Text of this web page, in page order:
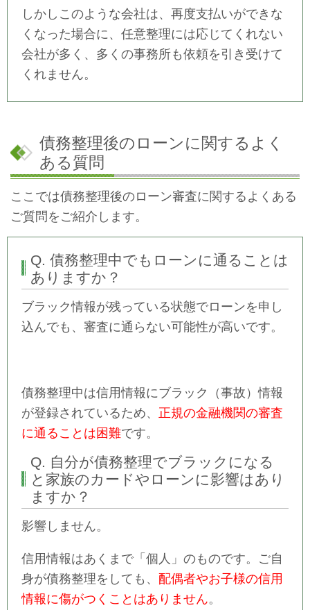
しかしこのような会社は、再度支払いができな
くなった場合に、 任意整理には応じてくれない
会社が多く、多くの事務所も依頼を引き受けて
くれません。
債務整理後のローンに関するよく
ある質問
ここでは債務整理後のローン審査に関するよくある
ご質問をご紹介します。
Q. 債務整理中でもローンに通ることは
ありますか？
ブラック情報が残っている状態でローンを申し
込んでも、審査に通らない可能性が高いです。
債務整理中は信用情報にブラック（事故）情報
が登録されているため、 正規の金融機関の審査
に通ることは困難です。
Q. 自分が債務整理でブラックになる
と家族のカードやローンに影響はあり
ますか？
影響しません。
信用情報はあくまで「個人」のものです。ご自
身が債務整理をしても、 配偶者やお子様の信用
情報に傷がつくことはありません。